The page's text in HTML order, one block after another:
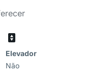
Elevador
Não